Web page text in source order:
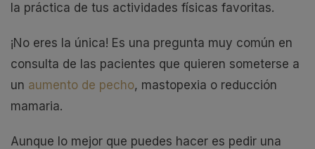
la práctica de tus actividades físicas favoritas.
¡No eres la única! Es una pregunta muy común en
consulta de las pacientes que quieren someterse a
un aumento de pecho, mastopexia o reducción
mamaria.
Aunque lo mejor que puedes hacer es pedir una